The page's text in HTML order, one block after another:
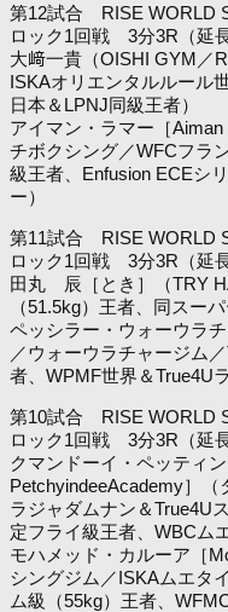
第12試合 RISE WORLD
ロック1回戦 3分3R（延長
大﨑一貴（OISHI GYM／
ISKAオリエンタルルール
日本＆LPNJ同級王者）
アイマン・ラマー［
チボクシング／WFCフラ
級王者、Enfusion ECEシ
ー）
第11試合 RISE WORLD
ロック1回戦 3分3R（延長
田丸 辰［とき］（TRY
（51.5kg）王者、同スー
ペッシラー・ウォーウラ
／ウォーウラチャージム
者、WPMF世界＆True4U
第10試合 RISE WORLD
ロック1回戦 3分3R（延長
クマンドーイ・ペッティ
PetchyindeeAcademy］
ラジャダムナン＆True4U
定フライ級王者、WBCム
モハメッド・カルーア［
シングジム／ISKAムエタ
ム級（55kg）王者、